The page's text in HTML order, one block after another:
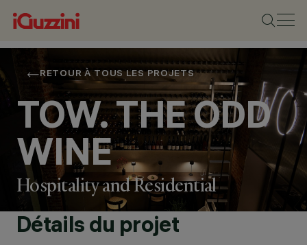
RETOUR À TOUS LES PROJETS
TOW. THE ODD
WINE
Hospitality and Residential
EMPLACEMENT
MILAN, ITALY
ANNÉE
Détails du projet